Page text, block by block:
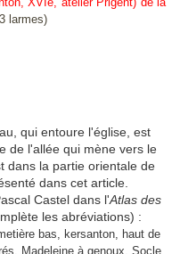
larmes)
qui entoure l'église, est
de l'allée qui mène vers le
dans la partie orientale de
dans cet article.
Castel dans l'Atlas des
les abréviations) :
bas, kersanton, haut de
Madeleine à genoux. Socle